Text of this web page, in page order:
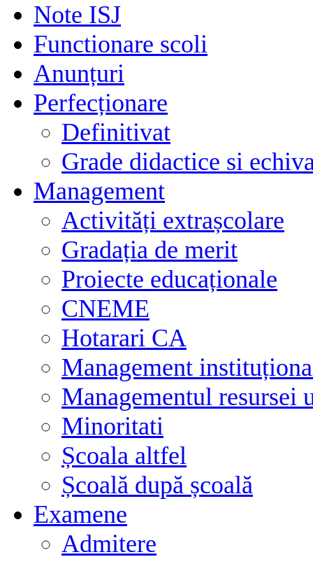
Note ISJ
Functionare scoli
Anunțuri
Perfecționare
Definitivat
Grade didactice si
Management
Activități extrașcolare
Gradația de merit
Proiecte educaționale
CNEME
Hotarari CA
Management
Managementul resursei
Minoritati
Școala altfel
Școală după școală
Examene
Admitere